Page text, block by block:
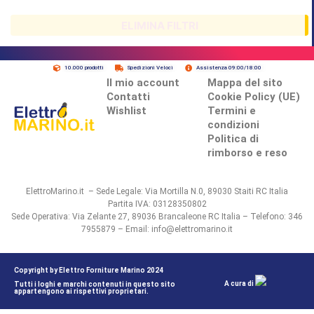
10.000 prodotti Spedizioni Veloci Assistenza 09:00/18:00
Il mio account
Contatti
Wishlist
Mappa del sito
Cookie Policy (UE)
Termini e
condizioni
Politica di
rimborso e reso
ElettroMarino.it – Sede Legale: Via Mortilla N.0, 89030 Staiti RC Italia
Partita IVA: 03128350802
Sede Operativa: Via Zelante 27, 89036 Brancaleone RC Italia – Telefono: 346
7955879 – Email: info@elettromarino.it
Copyright by Elettro Forniture Marino 2024
Tutti i loghi e marchi contenuti in questo sito
appartengono ai rispettivi proprietari.
A cura di